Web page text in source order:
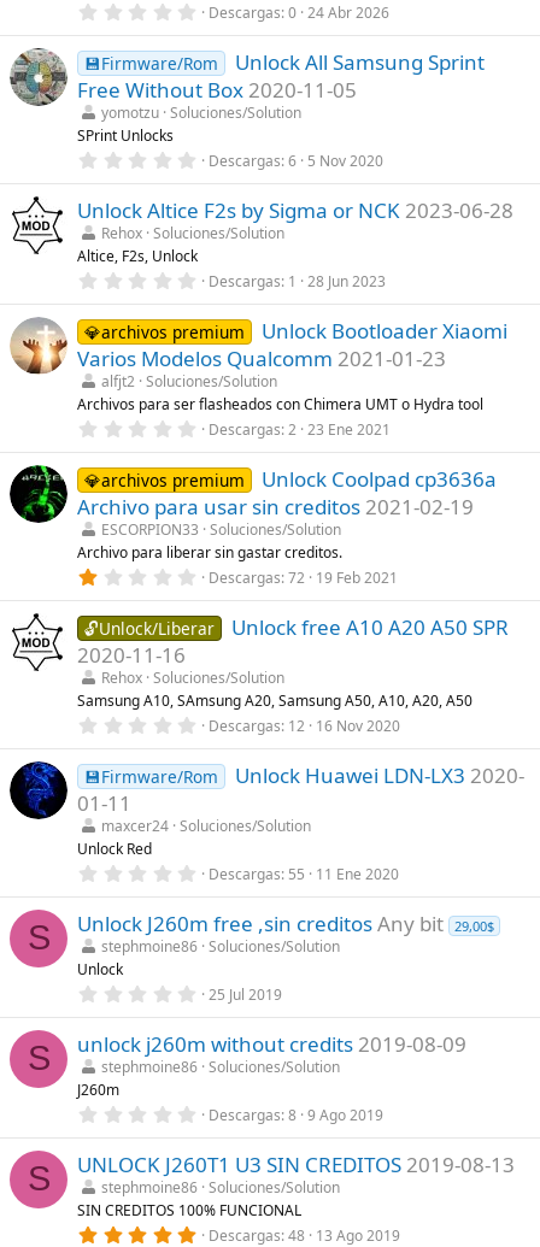
)
0
0
0
e
s
t
l
(
s
)
Descargas 0 24 Abr 2026
💾Firmware/Rom
Unlock All Samsung Sprint
Free Without Box 2020-11-05
yomotzu Soluciones/Solution
SPrint Unlocks
0
0
0
e
s
t
r
l
l
a
(
s
)
Descargas 6 5 Nov 2020
Unlock Altice F2s by Sigma or NCK 2023-06-28
Rehox Soluciones/Solution
Altice, F2s, Unlock
0
0
0
e
s
t
r
e
l
a
(
s
)
Descargas 1 28 Jun 2023
💎archivos premium
Unlock Bootloader Xiaomi
Varios Modelos Qualcomm 2021-01-23
alfjt2 Soluciones/Solution
Archivos para ser flasheados con Chimera UMT o Hydra tool
0
0
0
e
s
t
r
e
l
a
(
s
Descargas 2 23 Ene 2021
💎archivos premium
Unlock Coolpad cp3636a
Archivo para usar sin creditos 2021-02-19
ESCORPION33
Soluciones/Solution
Archivo para liberar sin gastar creditos.
1
0
0
e
t
r
e
l
a
(
s
Descargas 72 19 Feb 2021
🔓Unlock/Liberar
Unlock free A10 A20 A50 SPR
2020-11-16
Rehox Soluciones/Solution
Samsung A10, SAmsung A20, Samsung A50, A10, A20, A50
0
0
0
e
t
l
(
s
)
Descargas 12 16 Nov 2020
💾Firmware/Rom Unlock Huawei LDN-LX3 2020-
01-11
maxcer24 Soluciones/Solution
Unlock Red
0
0
0
e
s
r
l
l
a
(
Descargas 55 11 Ene 2020
S Unlock J260m free ,sin creditosAny bit 29,00$
stephmoine86 Soluciones/Solution
Unlock
0
0
0
e
s
r
l
l
a
(
s
)
25 Jul 2019
S unlock j260m without credits 2019-08-09
stephmoine86 Soluciones/Solution
J260m
0
0
0
e
s
t
r
Descargas 8 9 Ago 2019
S UNLOCK J260T1 U3 SIN CREDITOS 2019-08-13
stephmoine86 Soluciones/Solution
SIN CREDITOS 100% FUNCIONAL
5 Descargas 48 13 Ago 2019